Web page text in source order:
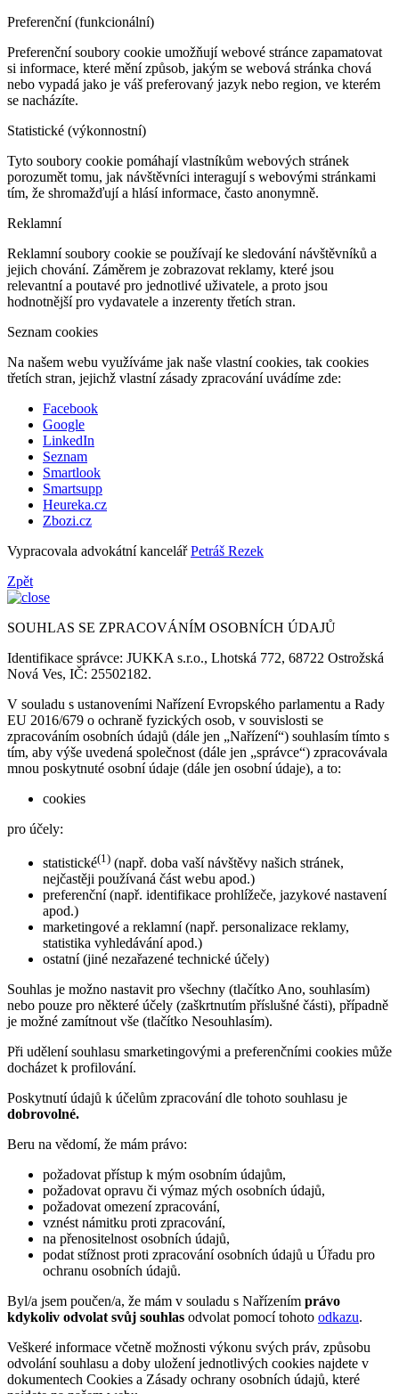
Preferenční (funkcionální)
Preferenční soubory cookie umožňují webové stránce zapamatovat
si informace, které mění způsob, jakým se webová stránka chová
nebo vypadá jako je váš preferovaný jazyk nebo region, ve kterém
se nacházíte.
Statistické (výkonnostní)
Tyto soubory cookie pomáhají vlastníkům webových stránek
porozumět tomu, jak návštěvníci interagují s webovými stránkami
tím, že shromažďují a hlásí informace, často anonymně.
Reklamní
Reklamní soubory cookie se používají ke sledování návštěvníků a
jejich chování. Záměrem je zobrazovat reklamy, které jsou
relevantní a poutavé pro jednotlivé uživatele, a proto jsou
hodnotnější pro vydavatele a inzerenty třetích stran.
Seznam cookies
Na našem webu využíváme jak naše vlastní cookies, tak cookies
třetích stran, jejichž vlastní zásady zpracování uvádíme zde:
Facebook
Google
LinkedIn
Seznam
Smartlook
Smartsupp
Heureka.cz
Zbozi.cz
Vypracovala advokátní kancelářPetráš Rezek
Zpět
SOUHLAS SE ZPRACOVÁNÍM OSOBNÍCH ÚDAJŮ
Identifikace správce: JUKKA s.r.o., Lhotská 772, 68722 Ostrožská
Nová Ves, IČ: 25502182.
V souladu s ustanoveními Nařízení Evropského parlamentu a Rady
EU 2016/679 o ochraně fyzických osob, v souvislosti se
zpracováním osobních údajů (dále jen „Nařízení“) souhlasím tímto s
tím, aby výše uvedená společnost (dále jen „správce“) zpracovávala
mnou poskytnuté osobní údaje (dále jen osobní údaje), a to:
cookies
pro účely:
statistické(1) (např. doba vaší návštěvy našich stránek,
nejčastěji používaná část webu apod.)
preferenční (např. identifikace prohlížeče, jazykové nastavení
apod.)
marketingové a reklamní (např. personalizace reklamy,
statistika vyhledávání apod.)
ostatní (jiné nezařazené technické účely)
Souhlas je možno nastavit pro všechny (tlačítko Ano, souhlasím)
nebo pouze pro některé účely (zaškrtnutím příslušné části), případně
je možné zamítnout vše (tlačítko Nesouhlasím).
Při udělení souhlasu smarketingovými a preferenčními cookies může
docházet k profilování.
Poskytnutí údajů k účelům zpracování dle tohoto souhlasu je
dobrovolné.
Beru na vědomí, že mám právo:
požadovat přístup k mým osobním údajům,
požadovat opravu či výmaz mých osobních údajů,
požadovat omezení zpracování,
vznést námitku proti zpracování,
na přenositelnost osobních údajů,
podat stížnost proti zpracování osobních údajů u Úřadu pro
ochranu osobních údajů.
Byl/a jsem poučen/a, že mám v souladu s Nařízením právo
kdykoliv odvolat svůj souhlas odvolat pomocí tohoto odkazu.
Veškeré informace včetně možnosti výkonu svých práv, způsobu
odvolání souhlasu a doby uložení jednotlivých cookies najdete v
dokumentech Cookies a Zásady ochrany osobních údajů, které